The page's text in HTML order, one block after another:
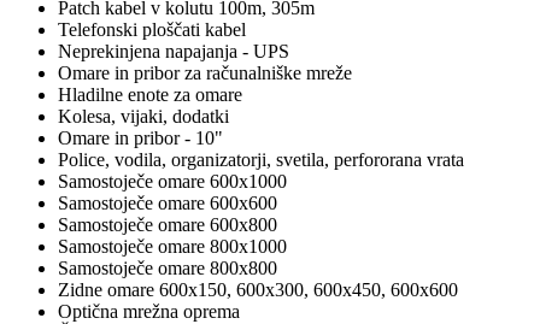
Patch kabel v kolutu 100m, 305m
Telefonski ploščati kabel
Neprekinjena napajanja - UPS
Omare in pribor za računalniške mreže
Hladilne enote za omare
Kolesa, vijaki, dodatki
Omare in pribor - 10"
Police, vodila, organizatorji, svetila, perfororana vrata
Samostoječe omare 600x1000
Samostoječe omare 600x600
Samostoječe omare 600x800
Samostoječe omare 800x1000
Samostoječe omare 800x800
Zidne omare 600x150, 600x300, 600x450, 600x600
Optična mrežna oprema